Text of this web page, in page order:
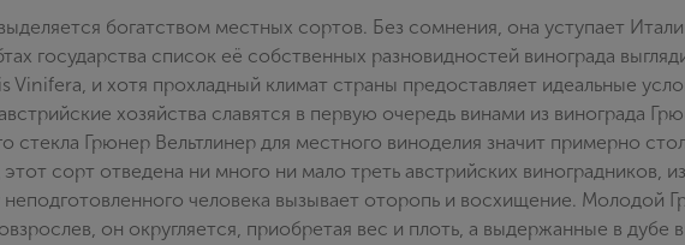
богатством местных сортов. Без сомнения, она уступает
государства список её собственных разновидностей винограда
Vinifera, и хотя прохладный климат страны предоставляет идеальные
хозяйства славятся в первую очередь винами из винограда
стекла Грюнер Вельтлинер для местного виноделия значит примерно
сорт отведена ни много ни мало треть австрийских виноградников,
неподготовленного человека вызывает оторопь и восхищение. Молодой
он округляется, приобретая вес и плоть, а выдержанные в дубе